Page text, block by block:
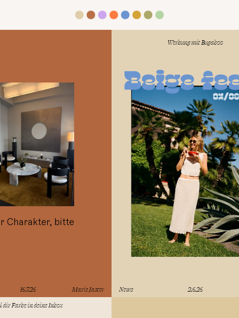
Charakter, bitte
16.7.26 Marie Jaster News 2.6.26
Werbung mitBugaboo
dir Farbe in deine Inbox